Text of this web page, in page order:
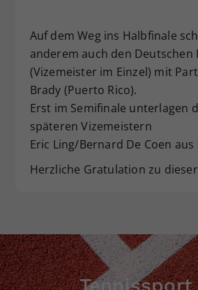
Auf dem Weg ins Halbfinale
anderem auch den Deutschen
(Vizemeister im Einzel) mit
Brady (Puerto Rico).
Erst im Semifinale unterlagen
späteren Vizemeistern
Eric Ling/Bernard De Coen aus
Herzliche Gratulation zu
Einstellungen.
zufällig generierte
historische
vorgenommen
Webseiten-Betreiber
hat.